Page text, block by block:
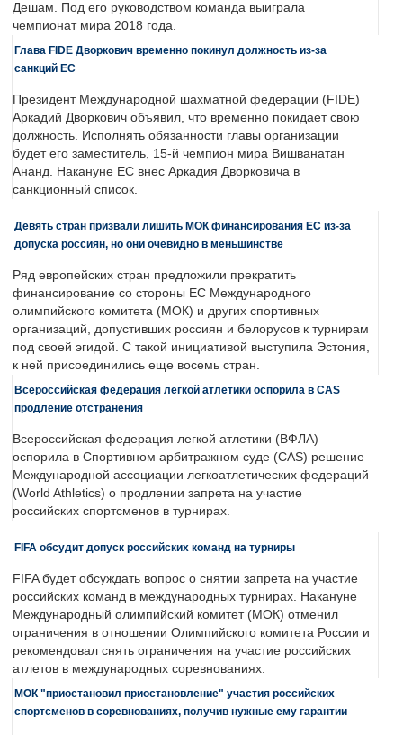
Дешам. Под его руководством команда выиграла
чемпионат мира 2018 года.
Глава FIDE Дворкович временно покинул должность из-за
санкций ЕС
Президент Международной шахматной федерации (FIDE)
Аркадий Дворкович объявил, что временно покидает свою
должность. Исполнять обязанности главы организации
будет его заместитель, 15-й чемпион мира Вишванатан
Ананд. Накануне ЕС внес Аркадия Дворковича в
санкционный список.
Девять стран призвали лишить МОК финансирования ЕС из-за
допуска россиян, но они очевидно в меньшинстве
Ряд европейских стран предложили прекратить
финансирование со стороны ЕС Международного
олимпийского комитета (МОК) и других спортивных
организаций, допустивших россиян и белорусов к турнирам
под своей эгидой. С такой инициативой выступила Эстония,
к ней присоединились еще восемь стран.
Всероссийская федерация легкой атлетики оспорила в CAS
продление отстранения
Всероссийская федерация легкой атлетики (ВФЛА)
оспорила в Спортивном арбитражном суде (CAS) решение
Международной ассоциации легкоатлетических федераций
(World Athletics) о продлении запрета на участие
российских спортсменов в турнирах.
FIFA обсудит допуск российских команд на турниры
FIFA будет обсуждать вопрос о снятии запрета на участие
российских команд в международных турнирах. Накануне
Международный олимпийский комитет (МОК) отменил
ограничения в отношении Олимпийского комитета России и
рекомендовал снять ограничения на участие российских
атлетов в международных соревнованиях.
МОК "приостановил приостановление" участия российских
спортсменов в соревнованиях, получив нужные ему гарантии